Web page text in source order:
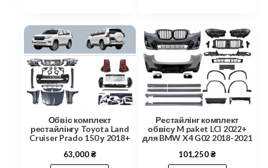
Обвіс комплект
рестайлінгу Toyota Land
Cruiser Prado 150 у 2018+
63,000₴
Рестайлінг комплект
обвісу M paket LCI 2022+
для BMW X4 G02 2018-2021
101,250₴